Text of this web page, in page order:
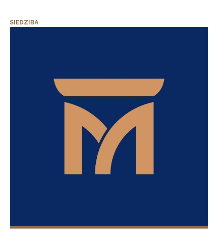
SIEDZIBA